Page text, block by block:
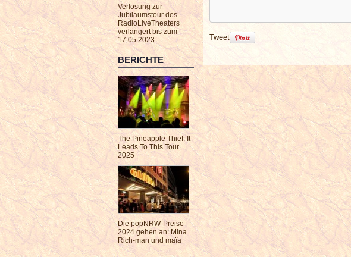
Verlosung zur
Jubiläumstour des
RadioLiveTheaters
verlängert bis zum
17.05.2023
BERICHTE
The Pineapple Thief: It
Leads To This Tour
2025
Die popNRW-Preise
2024 gehen an: Mina
Rich-man und maïa
Tweet